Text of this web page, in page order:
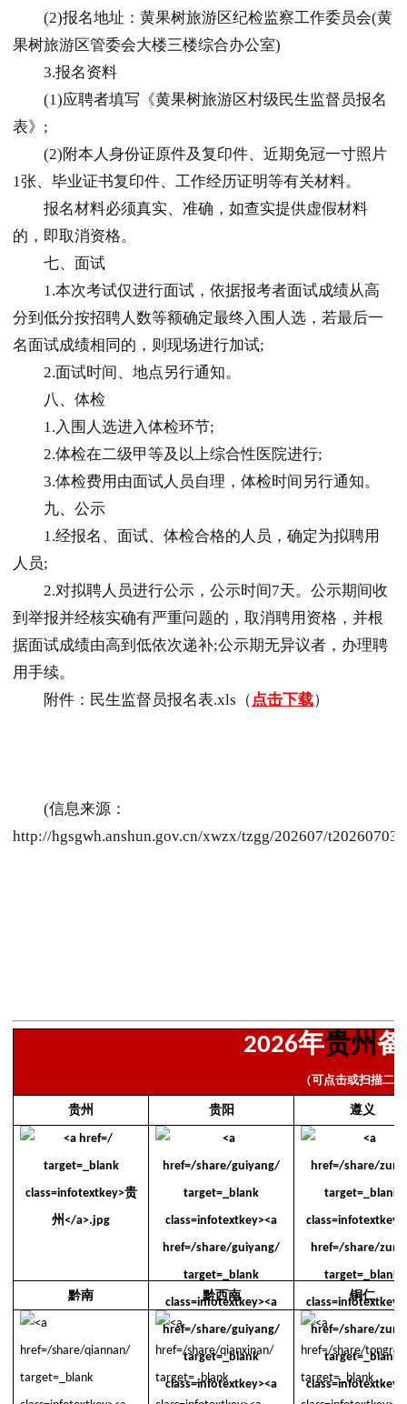
(2)报名地址：黄果树旅游区纪检监察工作委员会(黄
果树旅游区管委会大楼三楼综合办公室)
3.报名资料
(1)应聘者填写《黄果树旅游区村级民生监督员报名
表》;
(2)附本人身份证原件及复印件、近期免冠一寸照片
1张、毕业证书复印件、工作经历证明等有关材料。
报名材料必须真实、准确，如查实提供虚假材料
的，即取消资格。
七、面试
1.本次考试仅进行面试，依据报考者面试成绩从高
分到低分按招聘人数等额确定最终入围人选，若最后一
名面试成绩相同的，则现场进行加试;
2.面试时间、地点另行通知。
八、体检
1.入围人选进入体检环节;
2.体检在二级甲等及以上综合性医院进行;
3.体检费用由面试人员自理，体检时间另行通知。
九、公示
1.经报名、面试、体检合格的人员，确定为拟聘用
人员;
2.对拟聘人员进行公示，公示时间7天。公示期间收
到举报并经核实确有严重问题的，取消聘用资格，并根
据面试成绩由高到低依次递补;公示期无异议者，办理聘
用手续。
附件：民生监督员报名表.xls（ 点击下载）
(信息来源：
http://hgsgwh.anshun.gov.cn/xwzx/tzgg/202607/
2026年贵州
（可点击或扫描二
贵州 贵阳 遵义
黔南 黔西南 铜仁